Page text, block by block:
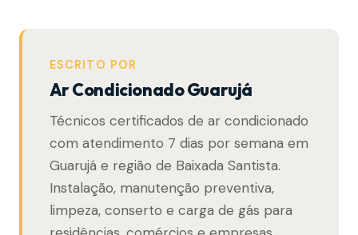
ESCRITO POR
Ar Condicionado Guarujá
Técnicos certificados de ar condicionado
com atendimento 7 dias por semana em
Guarujá e região de Baixada Santista.
Instalação, manutenção preventiva,
limpeza, conserto e carga de gás para